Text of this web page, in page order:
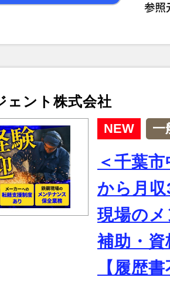
ェント株式会社
NEW 一
＜千葉
から月
現場の
補助・
【履歴